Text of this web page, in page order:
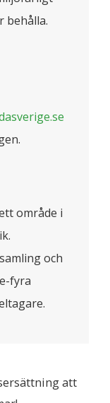
behålla.
område i
och
fyra
att